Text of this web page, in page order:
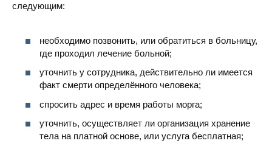
следующим:
необходимо позвонить, или обратиться в больницу,
где проходил лечение больной;
уточнить у сотрудника, действительно ли имеется
факт смерти определённого человека;
спросить адрес и время работы морга;
уточнить, осуществляет ли организация хранение
тела на платной основе, или услуга бесплатная;